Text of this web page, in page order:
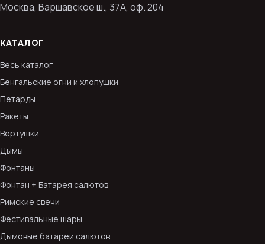
Москва, Варшавское ш., 37А, оф. 204
КАТАЛОГ
Весь каталог
Бенгальские огни и хлопушки
Петарды
Ракеты
Вертушки
Дымы
Фонтаны
Фонтан + Батарея салютов
Римские свечи
Фестивальные шары
Дымовые батареи салютов